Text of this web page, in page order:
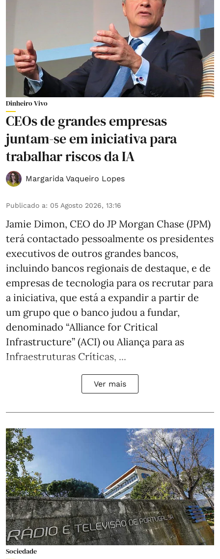
Dinheiro Vivo
CEOs de grandes empresas
juntam-se em iniciativa para
trabalhar riscos da IA
Margarida Vaqueiro Lopes
Publicado a: 05 Agosto 2026, 13:16
Jamie Dimon, CEO do JP Morgan Chase (JPM)
terá contactado pessoalmente os presidentes
executivos de outros grandes bancos,
incluindo bancos regionais de destaque, e de
empresas de tecnologia para os recrutar para
a iniciativa, que está a expandir a partir de
um grupo que o banco judou a fundar,
denominado “Alliance for Critical
Infrastructure” (ACI) ou Aliança para as
Infraestruturas Críticas, ...
Ver mais
Sociedade